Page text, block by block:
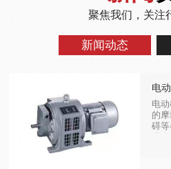
聚焦我们，关注
新闻动态
电
电
的
碍